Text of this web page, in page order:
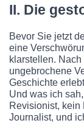
II. Die
Bevor Sie jetzt
eine
klarstellen.
ungebrochene
Geschichte
Und was ich
Revisionist, kein
Journalist, und